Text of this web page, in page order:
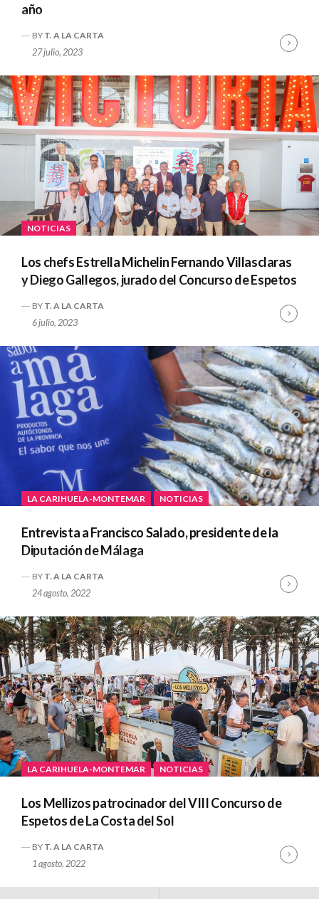
año
BY T. A LA CARTA
27 julio, 2023
NOTICIAS
Los chefs Estrella Michelin Fernando Villasclaras
y Diego Gallegos, jurado del Concurso de Espetos
BY T. A LA CARTA
6 julio, 2023
LA CARIHUELA-MONTEMAR NOTICIAS
Entrevista a Francisco Salado, presidente de la
Diputación de Málaga
BY T. A LA CARTA
24 agosto, 2022
LA CARIHUELA-MONTEMAR NOTICIAS
Los Mellizos patrocinador del VIII Concurso de
Espetos de La Costa del Sol
BY T. A LA CARTA
1 agosto, 2022